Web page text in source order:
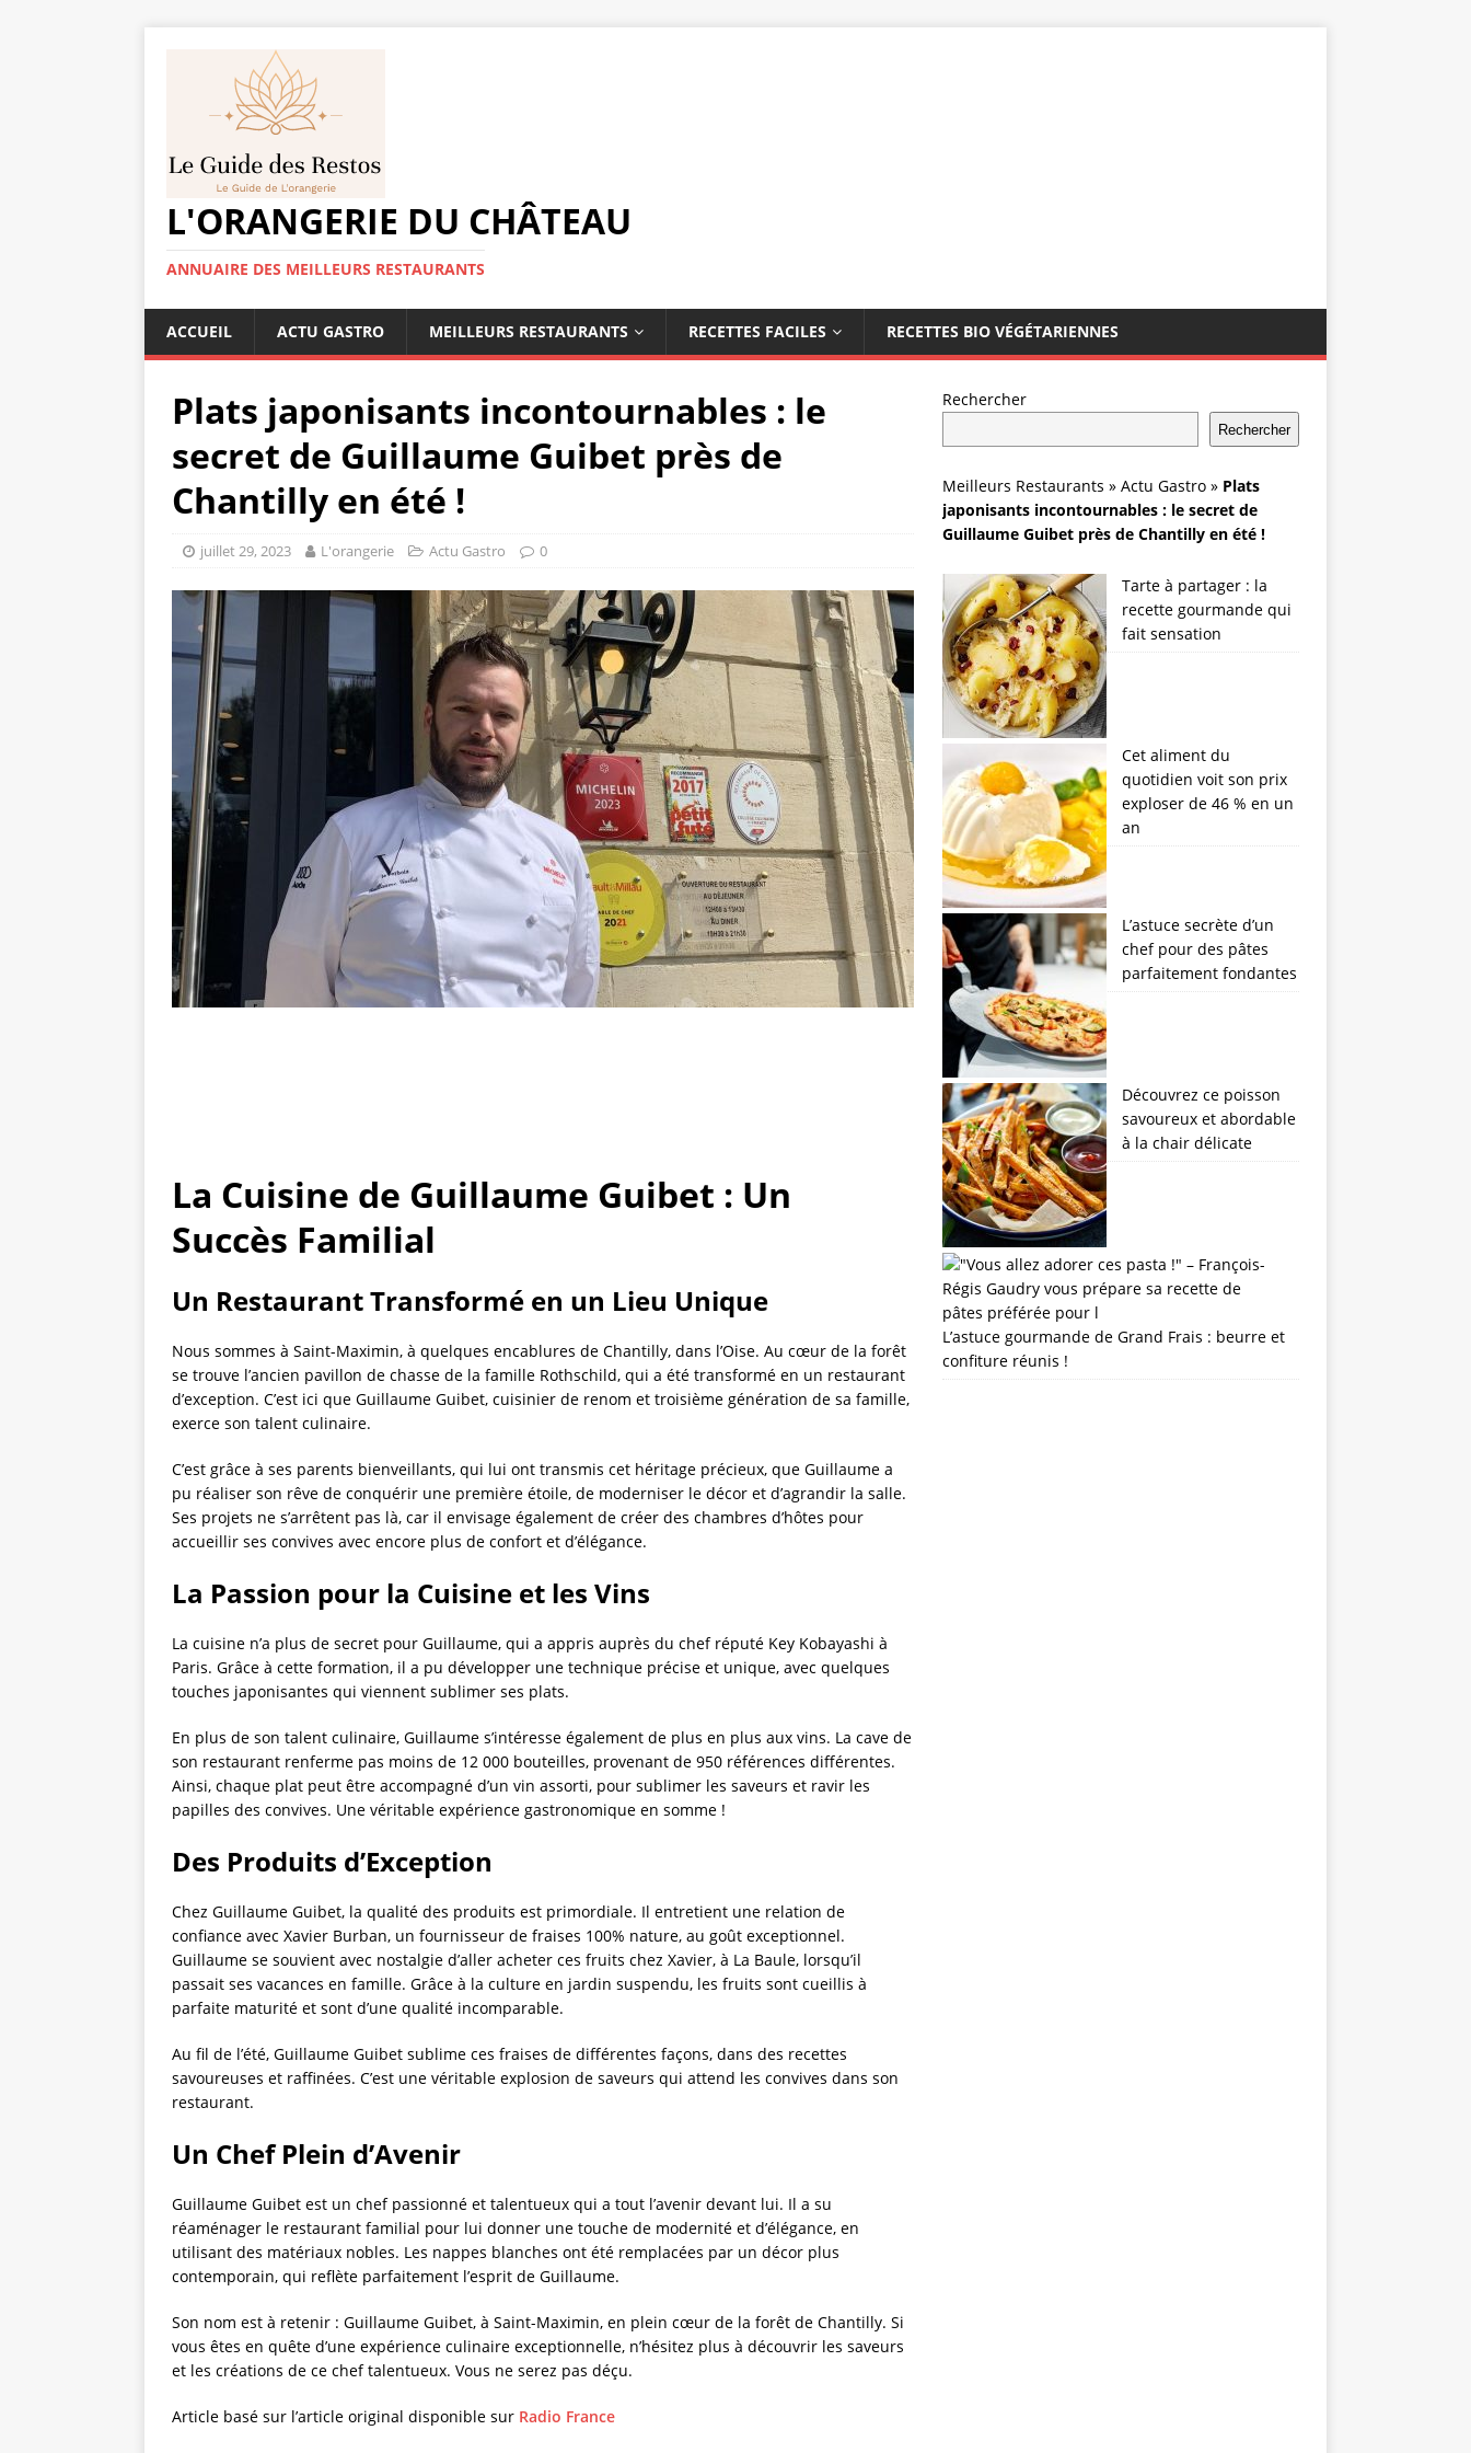
L'ORANGERIE DU CHÂTEAU
ANNUAIRE DES MEILLEURS RESTAURANTS
ACCUEIL ACTU GASTRO MEILLEURS RESTAURANTS RECETTES FACILES RECETTES BIO VÉGÉTARIENNES
Plats japonisants incontournables : le
secret de Guillaume Guibet près de
Chantilly en été !
juillet 29, 2023 L'orangerie Actu Gastro 0
La Cuisine de Guillaume Guibet : Un
Succès Familial
Un Restaurant Transformé en un Lieu Unique
Nous sommes à Saint-Maximin, à quelques encablures de Chantilly, dans l’Oise. Au cœur de la forêt
se trouve l’ancien pavillon de chasse de la famille Rothschild, qui a été transformé en un restaurant
d’exception. C’est ici que Guillaume Guibet, cuisinier de renom et troisième génération de sa famille,
exerce son talent culinaire.
C’est grâce à ses parents bienveillants, qui lui ont transmis cet héritage précieux, que Guillaume a
pu réaliser son rêve de conquérir une première étoile, de moderniser le décor et d’agrandir la salle.
Ses projets ne s’arrêtent pas là, car il envisage également de créer des chambres d’hôtes pour
accueillir ses convives avec encore plus de confort et d’élégance.
La Passion pour la Cuisine et les Vins
La cuisine n’a plus de secret pour Guillaume, qui a appris auprès du chef réputé Key Kobayashi à
Paris. Grâce à cette formation, il a pu développer une technique précise et unique, avec quelques
touches japonisantes qui viennent sublimer ses plats.
En plus de son talent culinaire, Guillaume s’intéresse également de plus en plus aux vins. La cave de
son restaurant renferme pas moins de 12 000 bouteilles, provenant de 950 références différentes.
Ainsi, chaque plat peut être accompagné d’un vin assorti, pour sublimer les saveurs et ravir les
papilles des convives. Une véritable expérience gastronomique en somme !
Des Produits d’Exception
Chez Guillaume Guibet, la qualité des produits est primordiale. Il entretient une relation de
confiance avec Xavier Burban, un fournisseur de fraises 100% nature, au goût exceptionnel.
Guillaume se souvient avec nostalgie d’aller acheter ces fruits chez Xavier, à La Baule, lorsqu’il
passait ses vacances en famille. Grâce à la culture en jardin suspendu, les fruits sont cueillis à
parfaite maturité et sont d’une qualité incomparable.
Au fil de l’été, Guillaume Guibet sublime ces fraises de différentes façons, dans des recettes
savoureuses et raffinées. C’est une véritable explosion de saveurs qui attend les convives dans son
restaurant.
Un Chef Plein d’Avenir
Guillaume Guibet est un chef passionné et talentueux qui a tout l’avenir devant lui. Il a su
réaménager le restaurant familial pour lui donner une touche de modernité et d’élégance, en
utilisant des matériaux nobles. Les nappes blanches ont été remplacées par un décor plus
contemporain, qui reflète parfaitement l’esprit de Guillaume.
Son nom est à retenir : Guillaume Guibet, à Saint-Maximin, en plein cœur de la forêt de Chantilly. Si
vous êtes en quête d’une expérience culinaire exceptionnelle, n’hésitez plus à découvrir les saveurs
et les créations de ce chef talentueux. Vous ne serez pas déçu.
Article basé sur l’article original disponible sur Radio France
Rechercher
Rechercher
Meilleurs Restaurants » Actu Gastro» Plats
japonisants incontournables : le secret de
Guillaume Guibet près de Chantilly en été !
Tarte à partager : la
recette gourmande qui
fait sensation
Cet aliment du
quotidien voit son prix
exploser de 46 % en un
an
L’astuce secrète d’un
chef pour des pâtes
parfaitement fondantes
Découvrez ce poisson
savoureux et abordable
à la chair délicate
L’astuce gourmande de Grand Frais : beurre et
confiture réunis !